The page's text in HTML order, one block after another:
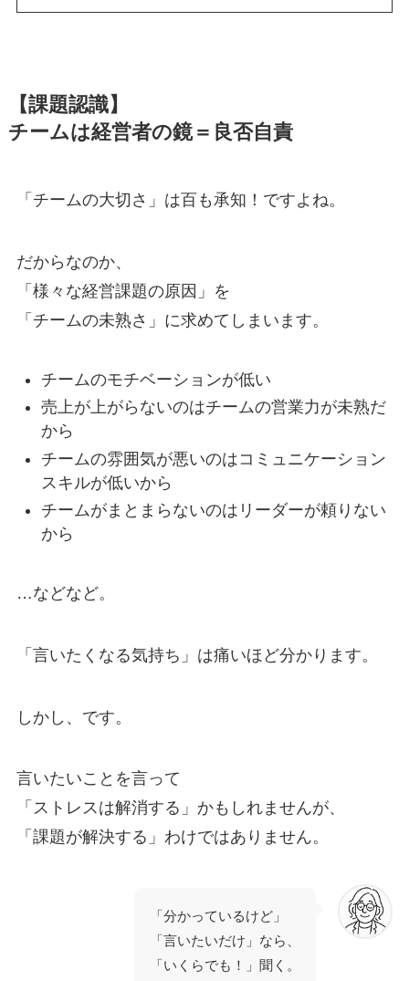
【課題認識】
チームは経営者の鏡＝良否自責
「チームの大切さ」は百も承知！ですよね。
だからなのか、
「様々な経営課題の原因」を
「チームの未熟さ」に求めてしまいます。
チームのモチベーションが低い
売上が上がらないのはチームの営業力が未熟だ
から
チームの雰囲気が悪いのはコミュニケーション
スキルが低いから
チームがまとまらないのはリーダーが頼りない
から
…などなど。
「言いたくなる気持ち」は痛いほど分かります。
しかし、です。
言いたいことを言って
「ストレスは解消する」かもしれませんが、
「課題が解決する」わけではありません。
「分かっているけど」
「言いたいだけ」なら、
「いくらでも！」聞く。